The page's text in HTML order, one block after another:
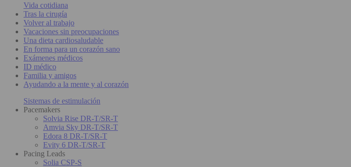
Vida cotidiana
Tras la cirugía
Volver al trabajo
Vacaciones sin preocupaciones
Una dieta cardiosaludable
En forma para un corazón sano
Exámenes médicos
ID médico
Familia y amigos
Ayudando a la mente y al corazón
Sistemas de estimulación
Pacemakers
Solvia Rise DR-T/SR-T
Amvia Sky DR-T/SR-T
Edora 8 DR-T/SR-T
Evity 6 DR-T/SR-T
Pacing Leads
Solia CSP-S